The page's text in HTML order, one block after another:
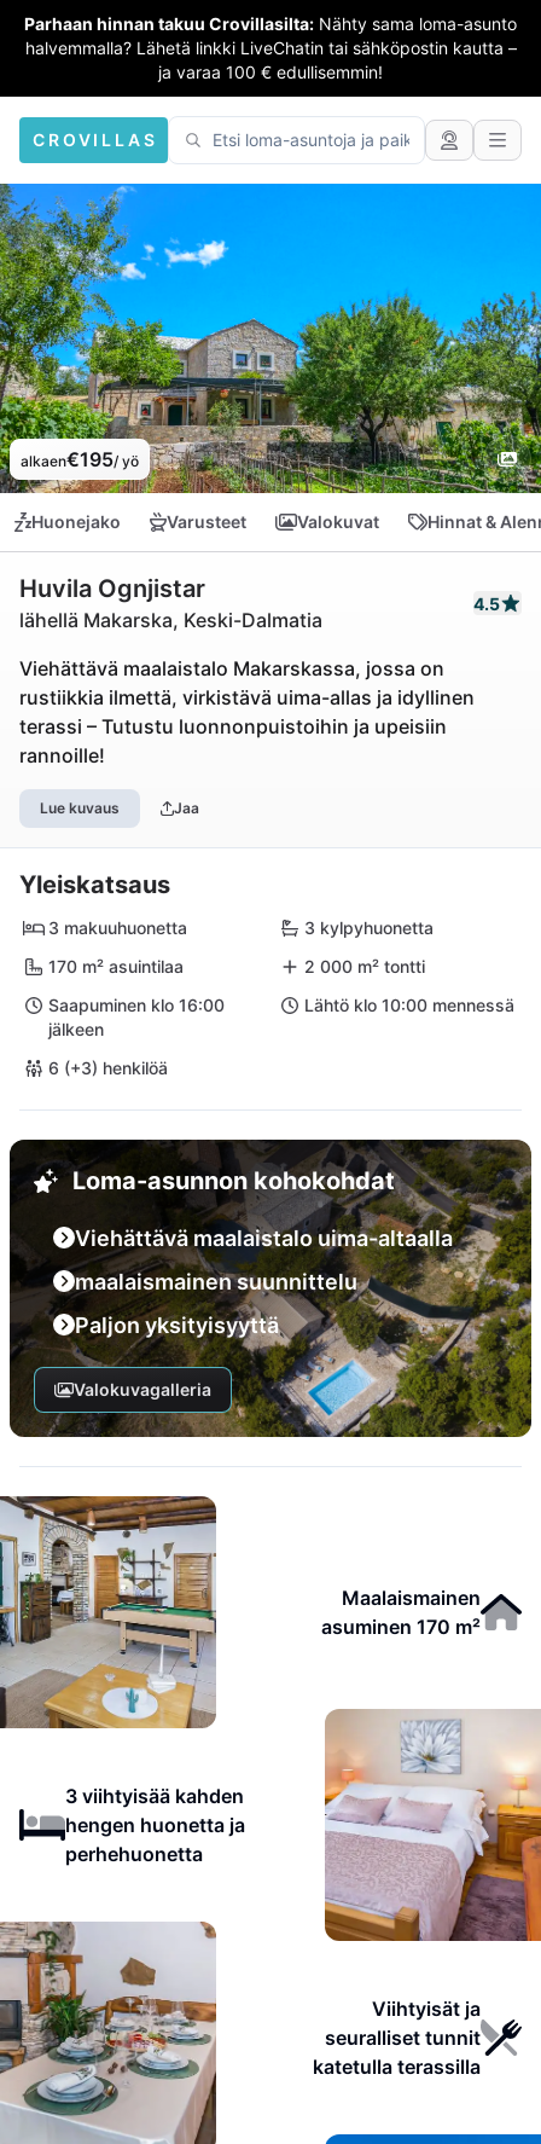
Parhaan hinnan takuu Crovillasilta: Nähty sama loma-asunto
halvemmalla? Lähetä linkki LiveChatin tai sähköpostin kautta –
ja varaa 100 € edullisemmin!
CROVILLAS
alkaen€195/ yö
Huonejako Varusteet Valokuvat Hinnat &
Huvila Ognjistar
lähellä Makarska, Keski-Dalmatia
4.5
Viehättävä maalaistalo Makarskassa, jossa on
rustiikkia ilmettä, virkistävä uima-allas ja idyllinen
terassi – Tutustu luonnonpuistoihin ja upeisiin
rannoille!
Lue kuvaus Jaa
Yleiskatsaus
3 makuuhuonetta
3 kylpyhuonetta
170 m² asuintilaa
2 000 m² tontti
Saapuminen klo 16:00
jälkeen
Lähtö klo 10:00 mennessä
6 (+3) henkilöä
Loma-asunnon kohokohdat
Viehättävä maalaistalo uima-altaalla
maalaismainen suunnittelu
Paljon yksityisyyttä
Valokuvagalleria
Maalaismainen
asuminen 170 m²
3 viihtyisää kahden
hengen huonetta ja
perhehuonetta
Viihtyisät ja
seuralliset tunnit
katetulla terassilla